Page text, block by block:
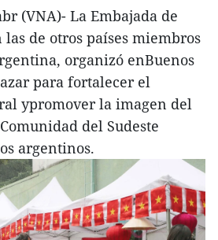
(VNA)- La Embajada de
de otros países miembros
organizó enBuenos
para fortalecer el
ypromover la imagen del
del Sudeste
argentinos.